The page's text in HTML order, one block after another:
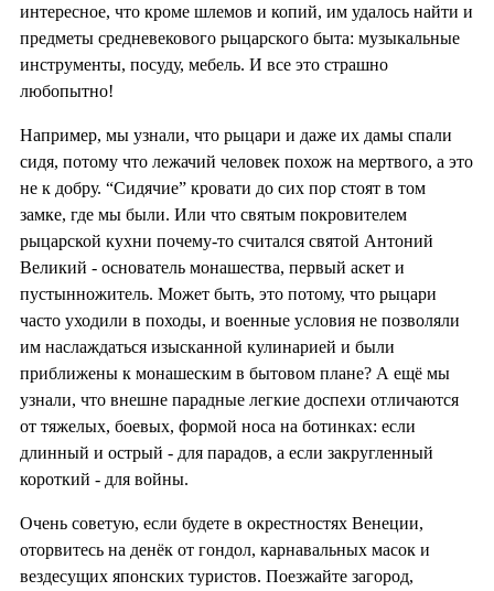
интересное, что кроме шлемов и копий, им удалось найти и
предметы средневекового рыцарского быта: музыкальные
инструменты, посуду, мебель. И все это страшно
любопытно!
Например, мы узнали, что рыцари и даже их дамы спали
сидя, потому что лежачий человек похож на мертвого, а это
не к добру. “Сидячие” кровати до сих пор стоят в том
замке, где мы были. Или что святым покровителем
рыцарской кухни почему-то считался святой Антоний
Великий - основатель монашества, первый аскет и
пустынножитель. Может быть, это потому, что рыцари
часто уходили в походы, и военные условия не позволяли
им наслаждаться изысканной кулинарией и были
приближены к монашеским в бытовом плане? А ещё мы
узнали, что внешне парадные легкие доспехи отличаются
от тяжелых, боевых, формой носа на ботинках: если
длинный и острый - для парадов, а если закругленный
короткий - для войны.
Очень советую, если будете в окрестностях Венеции,
оторвитесь на денёк от гондол, карнавальных масок и
вездесущих японских туристов. Поезжайте загород,